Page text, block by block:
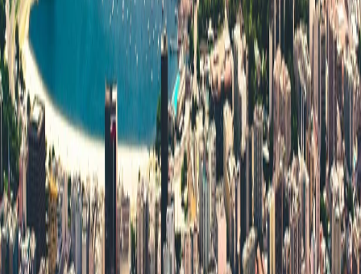
신발끈 정보
신발끈스토리
99 different holidays
슈캐스트
세계여행정보
여행공식
체력지수와 서비스레벨
가이드 운영 안내
여행지
스타일
신발끈 정보